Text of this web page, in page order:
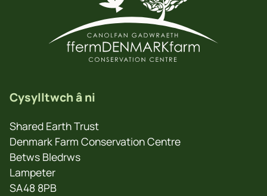
Cysylltwch â ni
Shared Earth Trust
Denmark Farm Conservation Centre
Betws Bledrws
Lampeter
SA48 8PB